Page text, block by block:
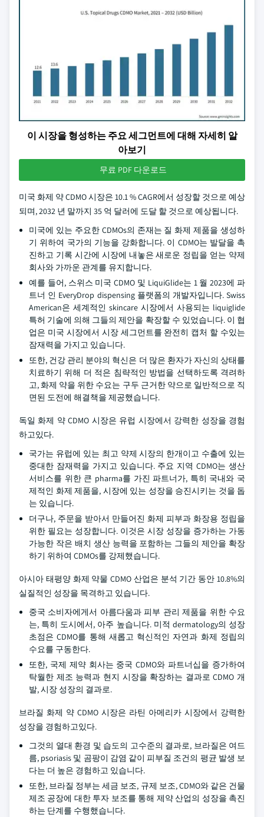
이 시장을 형성하는 주요 세그먼트에 대해 자세히 알
아보기
무료 PDF 다운로드
미국 화제 약 CDMO 시장은 10.1 % CAGR에서 성장할 것으로 예상
되며, 2032 년 말까지 35 억 달러에 도달 할 것으로 예상됩니다.
미국에 있는 주요한 CDMOs의 존재는 질 화제 제품을 생성하
기 위하여 국가의 기능을 강화합니다. 이 CDMO는 발달을 촉
진하고 기록 시간에 시장에 내놓은 새로운 정립을 얻는 약제
회사와 가까운 관계를 유지합니다.
예를 들어, 스위스 미국 CDMO 및 LiquiGlide는 1 월 2023에 파
트너 인 EveryDrop dispensing 플랫폼의 개발자입니다. Swiss
American은 세계적인 skincare 시장에서 사용되는 liquiglide
특허 기술에 의해 그들의 제안을 확장할 수 있었습니다. 이 협
업은 미국 시장에서 시장 세그먼트를 완전히 캡처 할 수있는
잠재력을 가지고 있습니다.
또한, 건강 관리 분야의 혁신은 더 많은 환자가 자신의 상태를
치료하기 위해 더 적은 침략적인 방법을 선택하도록 격려하
고, 화제 약을 위한 수요는 구두 근거한 약으로 일반적으로 직
면된 도전에 해결책을 제공했습니다.
독일 화제 약 CDMO 시장은 유럽 시장에서 강력한 성장을 경험
하고있다.
국가는 유럽에 있는 최고 약제 시장의 한개이고 수출에 있는
중대한 잠재력을 가지고 있습니다. 주요 지역 CDMO는 생산
서비스를 위한 큰 pharma를 가진 파트너가, 특히 국내와 국
제적인 화제 제품을, 시장에 있는 성장을 승진시키는 것을 돕
는 있습니다.
더구나, 주문을 받아서 만들어진 화제 피부과 화장용 정립을
위한 필요는 성장합니다. 이것은 시장 성장을 증가하는 가동
가능한 작은 배치 생산 능력을 포함하는 그들의 제안을 확장
하기 위하여 CDMOs를 강제했습니다.
아시아 태평양 화제 약물 CDMO 산업은 분석 기간 동안 10.8%의
실질적인 성장을 목격하고 있습니다.
중국 소비자에게서 아름다움과 피부 관리 제품을 위한 수요
는, 특히 도시에서, 아주 높습니다. 미적 dermatology의 성장
초점은 CDMO를 통해 새롭고 혁신적인 자연과 화제 정립의
수요를 구동한다.
또한, 국제 제약 회사는 중국 CDMO와 파트너십을 증가하여
탁월한 제조 능력과 현지 시장을 확장하는 결과로 CDMO 개
발, 시장 성장의 결과로.
브라질 화제 약 CDMO 시장은 라틴 아메리카 시장에서 강력한
성장을 경험하고있다.
그것의 열대 환경 및 습도의 고수준의 결과로, 브라질은 여드
름, psoriasis 및 곰팡이 감염 같이 피부질 조건의 평균 발생 보
다는 더 높은 경험하고 있습니다.
또한, 브라질 정부는 세금 보조, 규제 보조, CDMO와 같은 건물
제조 공장에 대한 투자 보조를 통해 제약 산업의 성장을 촉진
하는 단계를 수행했습니다.